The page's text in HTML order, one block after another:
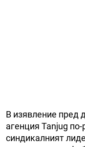
В изявление пред
агенция Tanjug
синдикалният